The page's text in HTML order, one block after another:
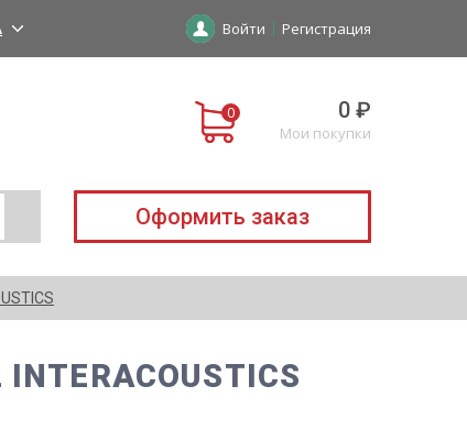
Войти Регистрация
0 ₽
Мои покупки
Оформить заказ